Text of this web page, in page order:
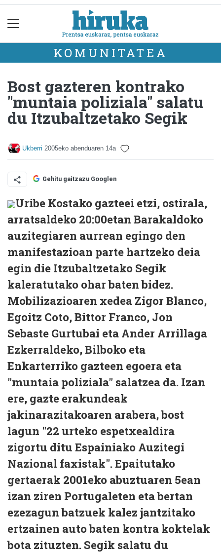
KOMUNITATEA
Bost gazteren kontrako
"muntaia poliziala" salatu
du Itzubaltzetako Segik
Ukberri 2005eko abenduaren 14a
Gehitu gaitzazu Googlen
Uribe Kostako gazteei etzi, ostirala,
arratsaldeko 20:00etan Barakaldoko
auzitegiaren aurrean egingo den
manifestazioan parte hartzeko deia
egin die Itzubaltzetako Segik
kaleratutako ohar baten bidez.
Mobilizazioaren xedea Zigor Blanco,
Egoitz Coto, Bittor Franco, Jon
Sebaste Gurtubai eta Ander Arrillaga
Ezkerraldeko, Bilboko eta
Enkarterriko gazteen egoera eta
"muntaia poliziala" salatzea da. Izan
ere, gazte erakundeak
jakinarazitakoaren arabera, bost
lagun "22 urteko espetxealdira
zigortu ditu Espainiako Auzitegi
Nazional faxistak". Epaitutako
gertaerak 2001eko abuztuaren 5ean
izan ziren Portugaleten eta bertan
ezezagun batzuek kalez jantzitako
ertzainen auto baten kontra koktelak
bota zituzten. Segik salatu du